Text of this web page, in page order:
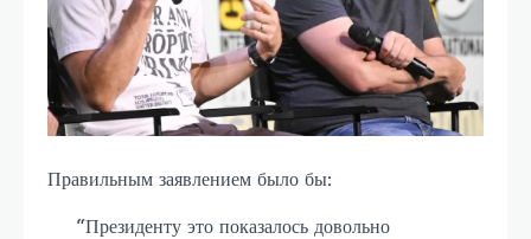
Правильным заявлением было бы:
“Президенту это показалось довольно